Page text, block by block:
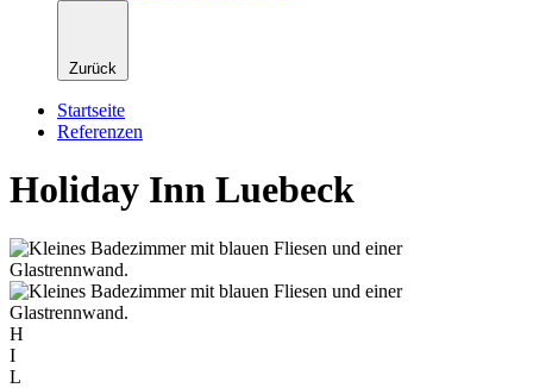
Zurück
Startseite
Referenzen
Holiday Inn Luebeck
H
I
L